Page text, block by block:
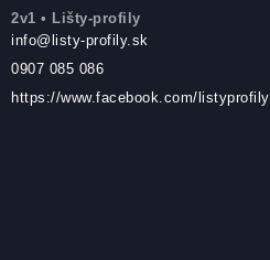
2v1 • Lišty-profily
info@ listy-profily.sk
0907 085 086
https://www.facebook.com/listyprofily